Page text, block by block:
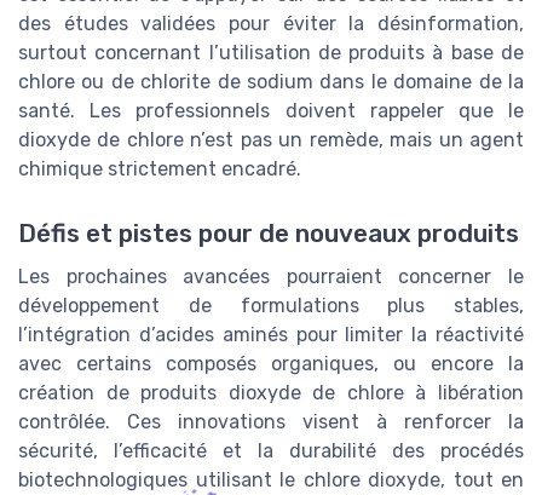
des études validées pour éviter la désinformation,
surtout concernant l’utilisation de produits à base de
chlore ou de chlorite de sodium dans le domaine de la
santé. Les professionnels doivent rappeler que le
dioxyde de chlore n’est pas un remède, mais un agent
chimique strictement encadré.
Défis et pistes pour de nouveaux produits
Les prochaines avancées pourraient concerner le
développement de formulations plus stables,
l’intégration d’acides aminés pour limiter la réactivité
avec certains composés organiques, ou encore la
création de produits dioxyde de chlore à libération
contrôlée. Ces innovations visent à renforcer la
sécurité, l’efficacité et la durabilité des procédés
biotechnologiques utilisant le chlore dioxyde, tout en